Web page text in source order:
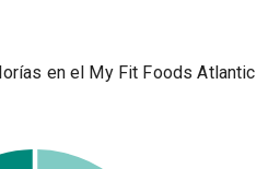
en el My Fit Foods Atlantic